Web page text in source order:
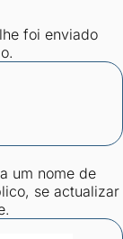
foi enviado
um nome de
se actualizar